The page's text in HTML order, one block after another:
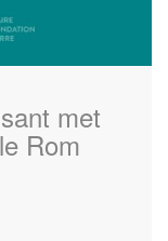
met
Rom